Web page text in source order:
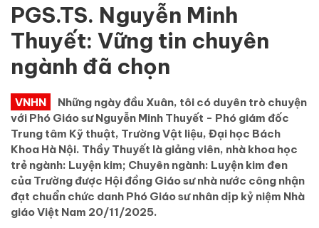
PGS.TS. Nguyễn Minh
Thuyết: Vững tin chuyên
ngành đã chọn
VNHN
Những ngày đầu Xuân, tôi có duyên trò chuyện
với Phó Giáo sư Nguyễn Minh Thuyết - Phó giám đốc
Trung tâm Kỹ thuật, Trường Vật liệu, Đại học Bách
Khoa Hà Nội. Thầy Thuyết là giảng viên, nhà khoa học
trẻ ngành: Luyện kim; Chuyên ngành: Luyện kim đen
của Trường được Hội đồng Giáo sư nhà nước công nhận
đạt chuẩn chức danh Phó Giáo sư nhân dịp kỷ niệm Nhà
giáo Việt Nam 20/11/2025.